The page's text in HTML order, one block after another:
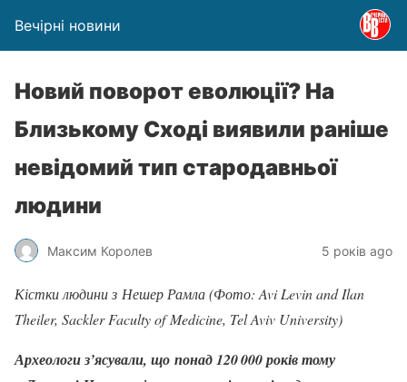
Вечірні новини
Новий поворот еволюції? На
Близькому Сході виявили раніше
невідомий тип стародавньої
людини
Максим Королев 5 років ago
Кістки людини з Нешер Рамла (Фото: Avi Levin and Ilan
Theiler, Sackler Faculty of Medicine, Tel Aviv University)
Археологи з’ясували, що понад 120 000 років тому